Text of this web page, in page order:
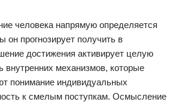
человека напрямую определяется
он прогнозирует получить в
достижения активирует целую
внутренних механизмов, которые
понимание индивидуальных
к смелым поступкам. Осмысление